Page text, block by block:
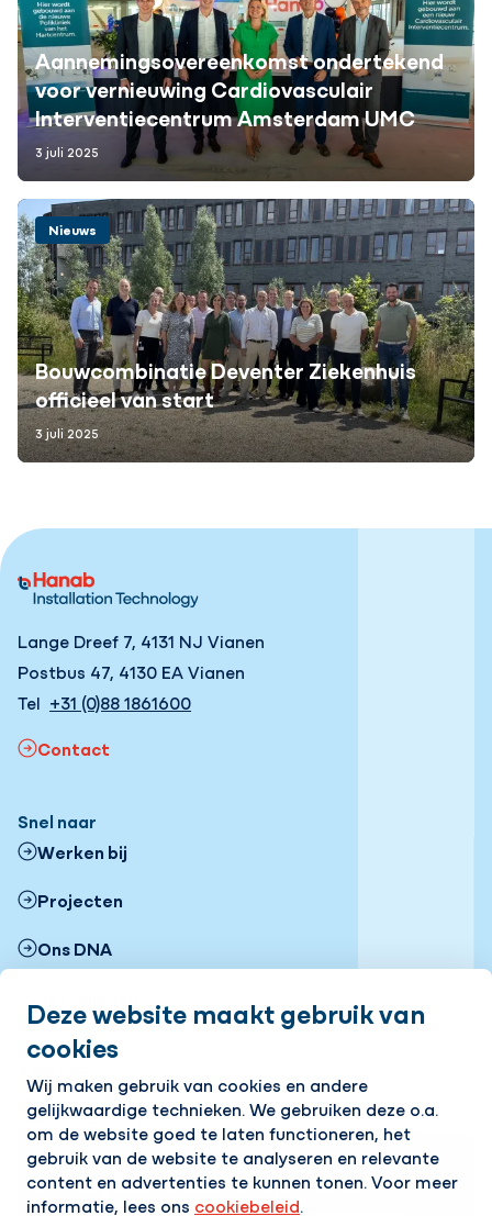
Deze website maakt gebruik van
cookies
Wij maken gebruik van cookies en andere
gelijkwaardige technieken. We gebruiken deze o.a.
om de website goed te laten functioneren, het
gebruik van de website te analyseren en relevante
content en advertenties te kunnen tonen. Voor meer
informatie, lees ons cookiebeleid.
Aannemingsovereenkomst ondertekend
voor vernieuwing Cardiovasculair
Interventiecentrum Amsterdam UMC
3 juli 2025
Bouwcombinatie Deventer Ziekenhuis
officieel van start
Nieuws
3 juli 2025
Lange Dreef 7, 4131 NJ Vianen
Postbus 47, 4130 EA Vianen
Tel +31 (0)88 1861600
Contact
Snel naar
Werken bij
Projecten
Ons DNA
Nieuws
LinkedInInstagramFacebookYouTubeFlickr
Op de hoogte blijven van het laatste nieuws?
Ontvang onze nieuwsbrief in je mailbox!